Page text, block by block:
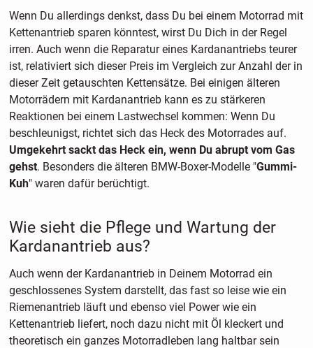
Wenn Du allerdings denkst, dass Du bei einem Motorrad mit
Kettenantrieb sparen könntest, wirst Du Dich in der Regel
irren. Auch wenn die Reparatur eines Kardanantriebs teurer
ist, relativiert sich dieser Preis im Vergleich zur Anzahl der in
dieser Zeit getauschten Kettensätze. Bei einigen älteren
Motorrädern mit Kardanantrieb kann es zu stärkeren
Reaktionen bei einem Lastwechsel kommen: Wenn Du
beschleunigst, richtet sich das Heck des Motorrades auf.
Umgekehrt sackt das Heck ein, wenn Du abrupt vom Gas
gehst. Besonders die älteren BMW-Boxer-Modelle "Gummi-
Kuh" waren dafür berüchtigt.
Wie sieht die Pflege und Wartung der
Kardanantrieb aus?
Auch wenn der Kardanantrieb in Deinem Motorrad ein
geschlossenes System darstellt, das fast so leise wie ein
Riemenantrieb läuft und ebenso viel Power wie ein
Kettenantrieb liefert, noch dazu nicht mit Öl kleckert und
theoretisch ein ganzes Motorradleben lang haltbar sein